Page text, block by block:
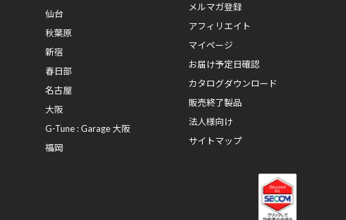
仙台
秋葉原
新宿
春日部
名古屋
大阪
G-Tune : Garage 大阪
福岡
メルマガ登録
アフィリエイト
マイページ
お届け予定日確認
カタログダウンロード
販売終了製品
法人様向け
サイトマップ